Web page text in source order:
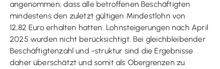
angenommen, dass alle betroffenen Beschäftigten
mindestens den zuletzt gültigen Mindestlohn von
12,82 Euro erhalten hatten. Lohnsteigerungen nach April
2025 wurden nicht berücksichtigt. Bei gleichbleibender
Beschäftigtenzahl und -struktur sind die Ergebnisse
daher überschätzt und somit als Obergrenzen zu